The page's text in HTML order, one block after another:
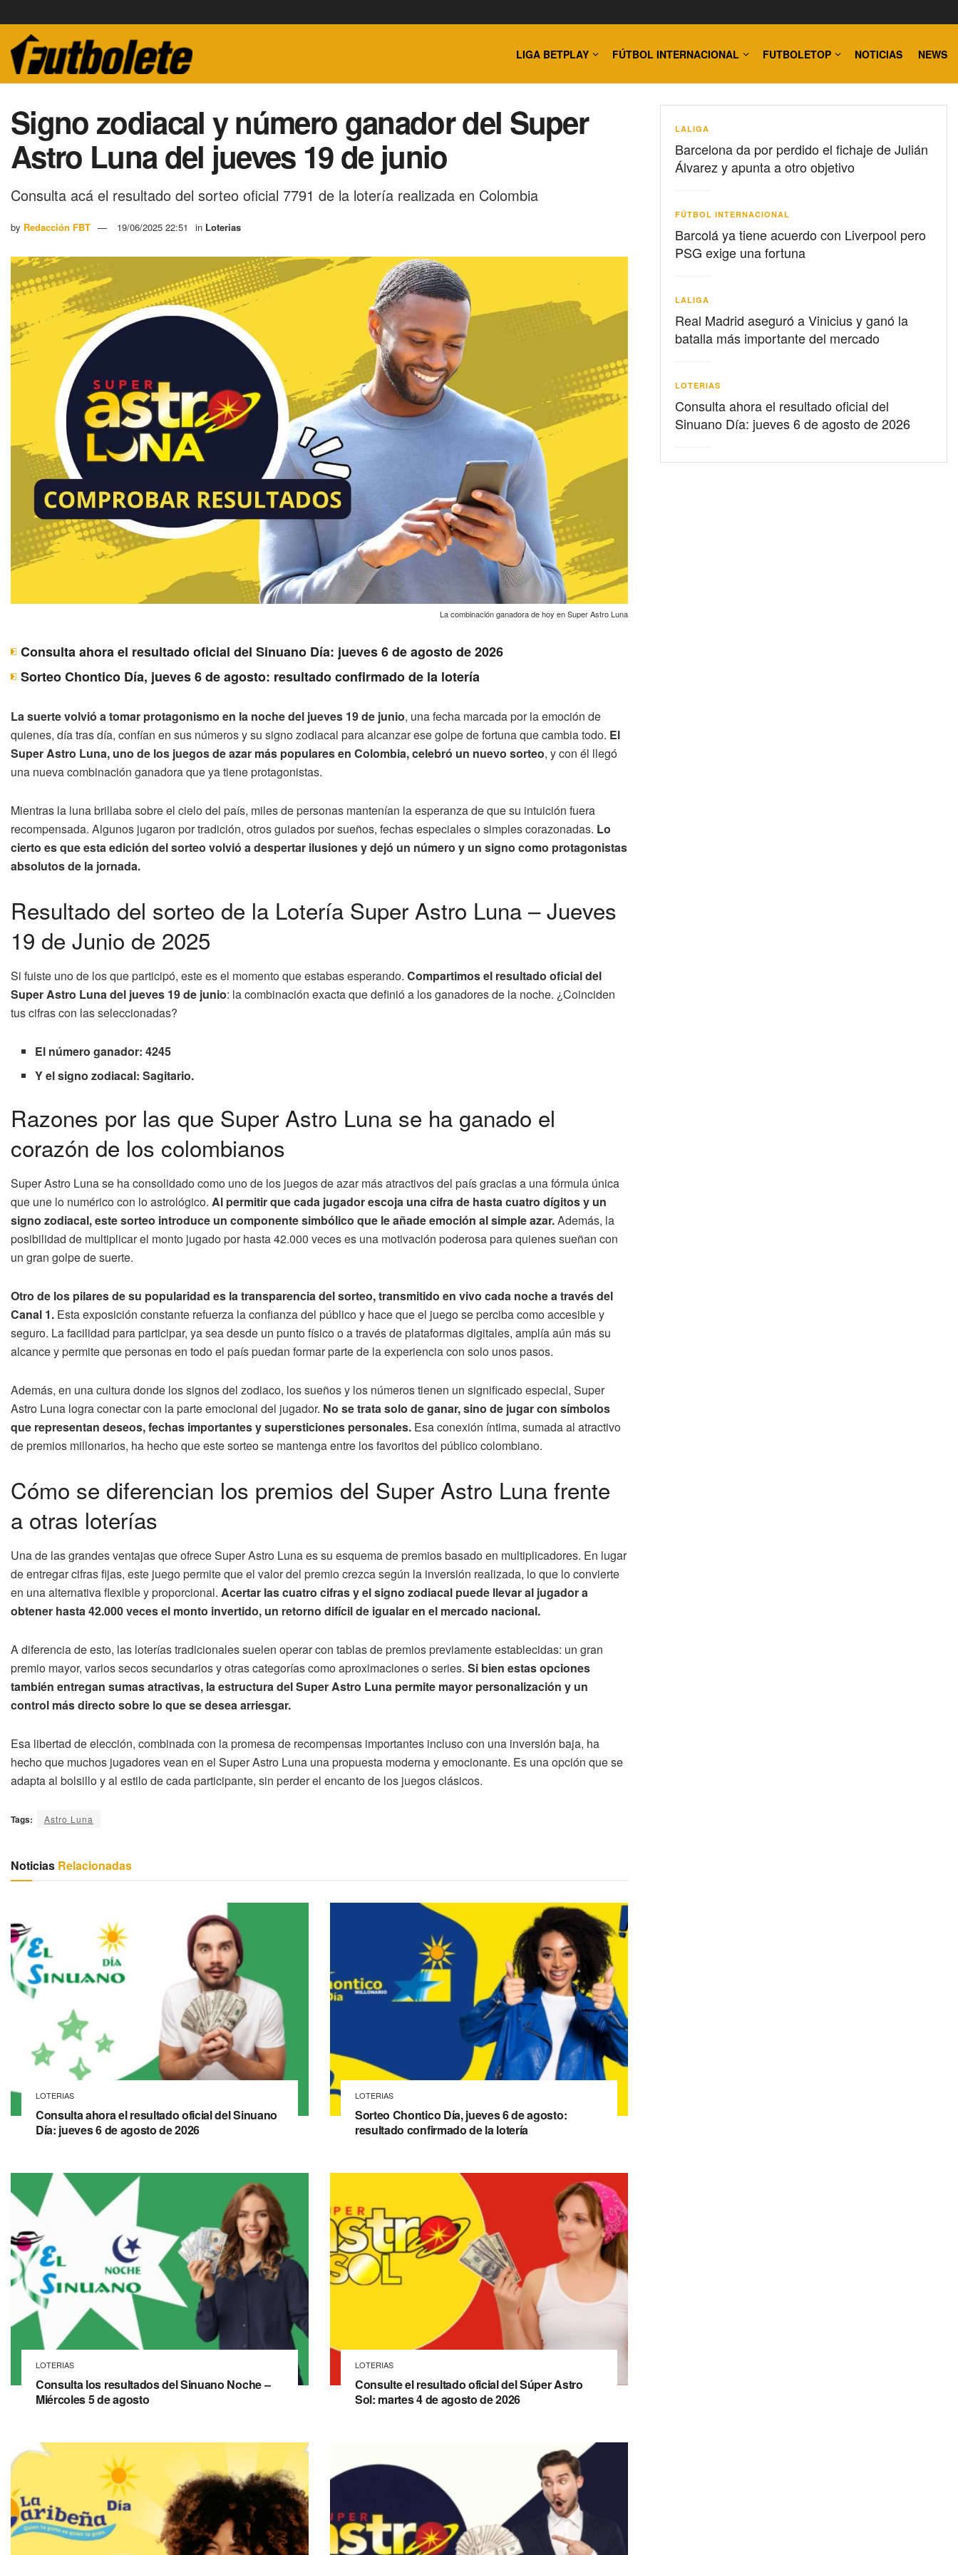
LIGA BETPLAY FÚTBOL INTERNACIONAL FUTBOLETOP NOTICIAS NEWS
Signo zodiacal y número ganador del Super
Astro Luna del jueves 19 de junio
Consulta acá el resultado del sorteo oficial 7791 de la lotería realizada en Colombia
by Redacción FBT 19/06/2025 22:51 in Loterias
La combinación ganadora de hoy en Super Astro Luna
Consulta ahora el resultado oficial del Sinuano Día: jueves 6 de agosto de 2026
Sorteo Chontico Día, jueves 6 de agosto: resultado confirmado de la lotería
La suerte volvió a tomar protagonismo en la noche del jueves 19 de junio, una fecha marcada por la emoción de
quienes, día tras día, confían en sus números y su signo zodiacal para alcanzar ese golpe de fortuna que cambia todo. El
Super Astro Luna, uno de los juegos de azar más populares en Colombia, celebró un nuevo sorteo, y con él llegó
una nueva combinación ganadora que ya tiene protagonistas.
Mientras la luna brillaba sobre el cielo del país, miles de personas mantenían la esperanza de que su intuición fuera
recompensada. Algunos jugaron por tradición, otros guiados por sueños, fechas especiales o simples corazonadas. Lo
cierto es que esta edición del sorteo volvió a despertar ilusiones y dejó un número y un signo como protagonistas
absolutos de la jornada.
Resultado del sorteo de la Lotería Super Astro Luna – Jueves
19 de Junio de 2025
Si fuiste uno de los que participó, este es el momento que estabas esperando. Compartimos el resultado oficial del
Super Astro Luna del jueves 19 de junio: la combinación exacta que definió a los ganadores de la noche. ¿Coinciden
tus cifras con las seleccionadas?
El número ganador: 4245
Y el signo zodiacal: Sagitario.
Razones por las que Super Astro Luna se ha ganado el
corazón de los colombianos
Super Astro Luna se ha consolidado como uno de los juegos de azar más atractivos del país gracias a una fórmula única
que une lo numérico con lo astrológico. Al permitir que cada jugador escoja una cifra de hasta cuatro dígitos y un
signo zodiacal, este sorteo introduce un componente simbólico que le añade emoción al simple azar.Además, la
posibilidad de multiplicar el monto jugado por hasta 42.000 veces es una motivación poderosa para quienes sueñan con
un gran golpe de suerte.
Otro de los pilares de su popularidad es la transparencia del sorteo, transmitido en vivo cada noche a través del
Canal 1. Esta exposición constante refuerza la confianza del público y hace que el juego se perciba como accesible y
seguro. La facilidad para participar, ya sea desde un punto físico o a través de plataformas digitales, amplía aún más su
alcance y permite que personas en todo el país puedan formar parte de la experiencia con solo unos pasos.
Además, en una cultura donde los signos del zodiaco, los sueños y los números tienen un significado especial, Super
Astro Luna logra conectar con la parte emocional del jugador. No se trata solo de ganar, sino de jugar con símbolos
que representan deseos, fechas importantes y supersticiones personales. Esa conexión íntima, sumada al atractivo
de premios millonarios, ha hecho que este sorteo se mantenga entre los favoritos del público colombiano.
Cómo se diferencian los premios del Super Astro Luna frente
a otras loterías
Una de las grandes ventajas que ofrece Super Astro Luna es su esquema de premios basado en multiplicadores. En lugar
de entregar cifras fijas, este juego permite que el valor del premio crezca según la inversión realizada, lo que lo convierte
en una alternativa flexible y proporcional. Acertar las cuatro cifras y el signo zodiacal puede llevar al jugador a
obtener hasta 42.000 veces el monto invertido, un retorno difícil de igualar en el mercado nacional.
A diferencia de esto, las loterías tradicionales suelen operar con tablas de premios previamente establecidas: un gran
premio mayor, varios secos secundarios y otras categorías como aproximaciones o series. Si bien estas opciones
también entregan sumas atractivas, la estructura del Super Astro Luna permite mayor personalización y un
control más directo sobre lo que se desea arriesgar.
Esa libertad de elección, combinada con la promesa de recompensas importantes incluso con una inversión baja, ha
hecho que muchos jugadores vean en el Super Astro Luna una propuesta moderna y emocionante. Es una opción que se
adapta al bolsillo y al estilo de cada participante, sin perder el encanto de los juegos clásicos.
Tags: Astro Luna
Noticias Relacionadas
LOTERIAS
Consulta ahora el resultado oficial del Sinuano
Día: jueves 6 de agosto de 2026
LOTERIAS
Sorteo Chontico Día, jueves 6 de agosto:
resultado confirmado de la lotería
LOTERIAS
Consulta los resultados del Sinuano Noche –
Miércoles 5 de agosto
LOTERIAS
Consulte el resultado oficial del Súper Astro
Sol: martes 4 de agosto de 2026
LALIGA
Barcelona da por perdido el fichaje de Julián
Álvarez y apunta a otro objetivo
FÚTBOL INTERNACIONAL
Barcolá ya tiene acuerdo con Liverpool pero
PSG exige una fortuna
LALIGA
Real Madrid aseguró a Vinicius y ganó la
batalla más importante del mercado
LOTERIAS
Consulta ahora el resultado oficial del
Sinuano Día: jueves 6 de agosto de 2026